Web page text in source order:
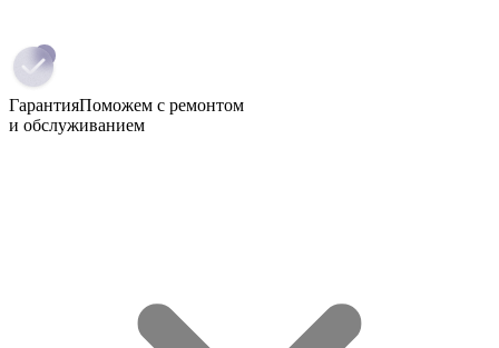
ГарантияПоможем с ремонтом
и обслуживанием